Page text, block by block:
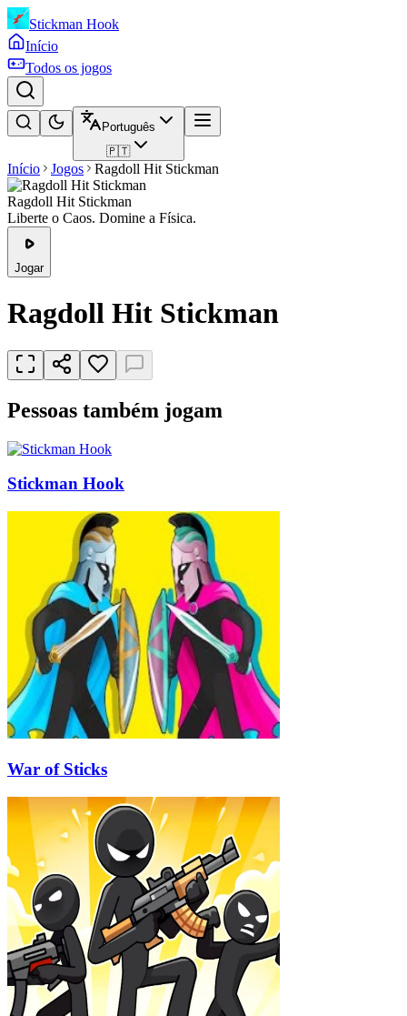
Stickman Hook
Início
Todos os jogos
Português
🇵🇹
Início Jogos Ragdoll Hit Stickman
Ragdoll Hit Stickman
Liberte o Caos. Domine a Física.
Jogar
Ragdoll Hit Stickman
Pessoas também jogam
Stickman Hook
War of Sticks